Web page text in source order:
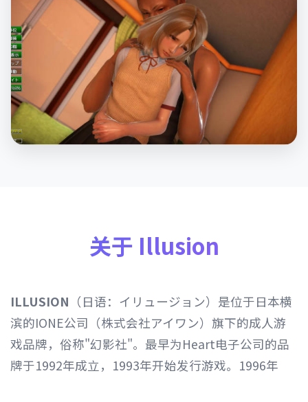
关于 Illusion
ILLUSION （日语：イリュージョン）是位于日本横
滨的IONE公司（株式会社アイワン）旗下的成人游
戏品牌，俗称"幻影社"。最早为Heart电子公司的品
牌于1992年成立，1993年开始发行游戏。1996年